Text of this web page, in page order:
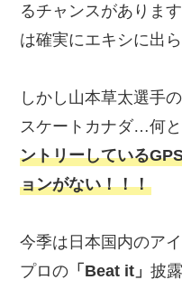
るチャンスがありま
は確実にエキシに出
しかし山本草太選手
スケートカナダ…何
ントリーしている
ョンがない！！！
今季は日本国内のア
プロの 「Beat it」披